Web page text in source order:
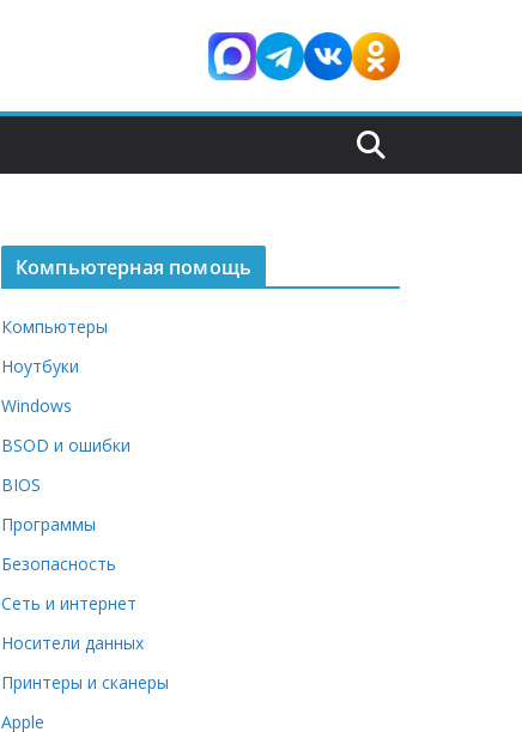
Компьютерная помощь
Компьютеры
Ноутбуки
Windows
BSOD и ошибки
BIOS
Программы
Безопасность
Сеть и интернет
Носители данных
Принтеры и сканеры
Apple